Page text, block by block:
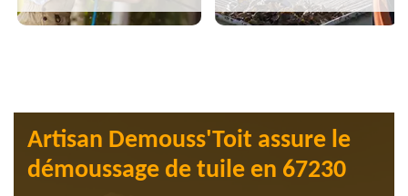
Artisan Demouss'Toit assure le
démoussage de tuile en 67230